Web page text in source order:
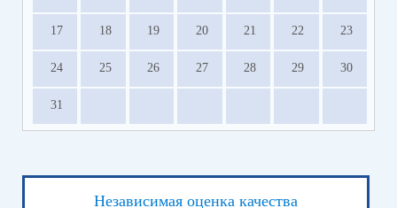
17 18 19 20 21 22 23
24 25 26 27 28 29 30
31
Независимая оценка качества